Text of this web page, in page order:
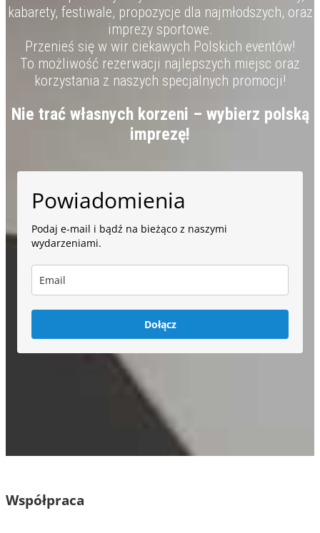
kabarety, festiwale, propozycje dla najmłodszych, oraz
imprezy sportowe.
Przenieś się w wir ciekawych Polskich eventów!
To możliwość rezerwacji najlepszych miejsc oraz
korzystania z naszych specjalnych promocji!
Nie trać własnych korzeni – wybierz polską
imprezę!
Powiadomienia
Podaj e-mail i bądź na bieżąco z naszymi
wydarzeniami.
Dołącz
Współpraca